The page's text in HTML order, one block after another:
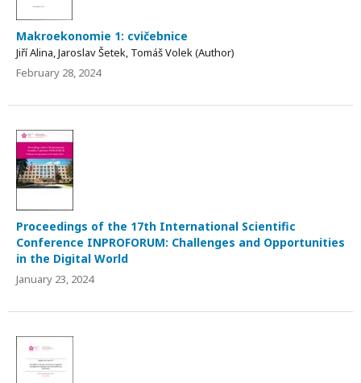
Makroekonomie 1: cvičebnice
Jiří Alina, Jaroslav Šetek, Tomáš Volek (Author)
February 28, 2024
Proceedings of the 17th International Scientific
Conference INPROFORUM: Challenges and Opportunities
in the Digital World
January 23, 2024